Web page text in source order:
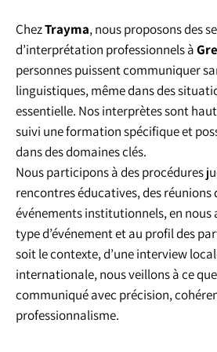
ChezTrayma, nous proposons des
d’interprétation professionnels à
personnes puissent communiquer
linguistiques, même dans des
essentielle. Nos interprètes sont
suivi une formation spécifique et
dans des domaines clés.
Nous participons à des procédures
rencontres éducatives, des réunions
événements institutionnels, en
type d’événement et au profil des
soit le contexte, d’une interview
internationale, nous veillons à ce
communiqué avec précision,
professionnalisme.